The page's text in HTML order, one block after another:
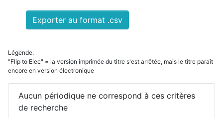
Exporter au format .csv
Légende:
"Flip to Elec" = la version imprimée du titre s'est arrêtée, mais le titre paraît
encore en version électronique
Aucun périodique ne correspond à ces critères
de recherche